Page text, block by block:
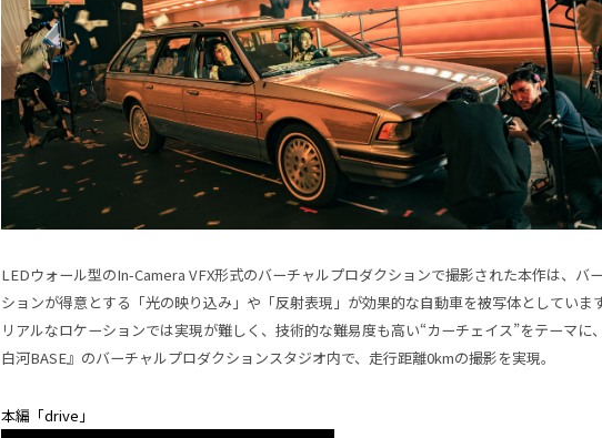
LEDウォール型のIn-Camera VFX形式のバーチャルプロダクションで撮影された本作は、バ
ションが得意とする「光の映り込み」や「反射表現」が効果的な自動車を被写体としていま
リアルなロケーションでは実現が難しく、技術的な難易度も高い“カーチェイス”をテーマに
白河BASE』のバーチャルプロダクションスタジオ内で、走行距離0kmの撮影を実現。
本編「drive」